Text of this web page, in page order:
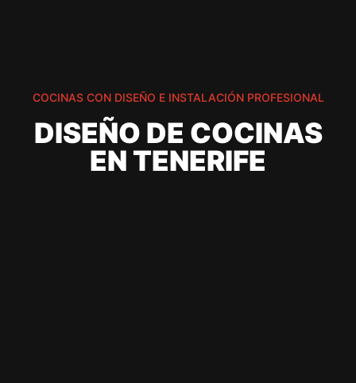
COCINAS CON DISEÑO E INSTALACIÓN PROFESIONAL
DISEÑO DE COCINAS
EN TENERIFE